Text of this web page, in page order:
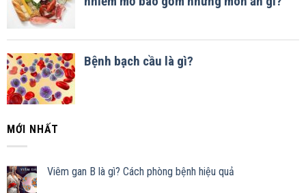
MỚI NHẤT
Viêm gan B là gì? Cách phòng bệnh hiệu quả